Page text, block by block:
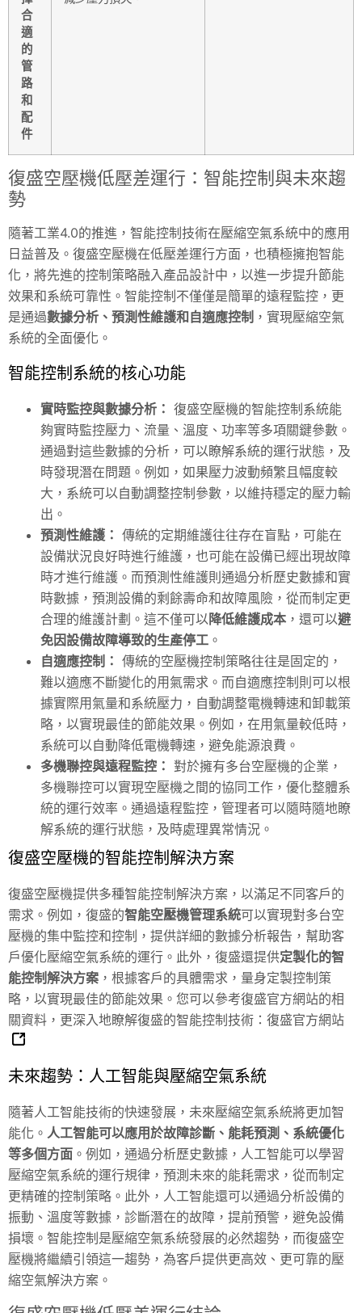
合
適
的
管
路
和
配
件
復盛空壓機低壓差運行：智能控制與未來趨
勢
隨著工業4.0的推進，智能控制技術在壓縮空氣系統中的應用
日益普及。復盛空壓機在低壓差運行方面，也積極擁抱智能
化，將先進的控制策略融入產品設計中，以進一步提升節能
效果和系統可靠性。智能控制不僅僅是簡單的遠程監控，更
是通過數據分析、預測性維護和自適應控制 ，實現壓縮空氣
系統的全面優化。
智能控制系統的核心功能
實時監控與數據分析： 復盛空壓機的智能控制系統能
夠實時監控壓力、流量、溫度、功率等多項關鍵參數。
通過對這些數據的分析，可以瞭解系統的運行狀態，及
時發現潛在問題。例如，如果壓力波動頻繁且幅度較
大，系統可以自動調整控制參數，以維持穩定的壓力輸
出。
預測性維護： 傳統的定期維護往往存在盲點，可能在
設備狀況良好時進行維護，也可能在設備已經出現故障
時才進行維護。而預測性維護則通過分析歷史數據和實
時數據，預測設備的剩餘壽命和故障風險，從而制定更
合理的維護計劃。這不僅可以降低維護成本 ，還可以避
免因設備故障導致的生產停工 。
自適應控制： 傳統的空壓機控制策略往往是固定的，
難以適應不斷變化的用氣需求。而自適應控制則可以根
據實際用氣量和系統壓力，自動調整電機轉速和卸載策
略，以實現最佳的節能效果。例如，在用氣量較低時，
系統可以自動降低電機轉速，避免能源浪費。
多機聯控與遠程監控： 對於擁有多台空壓機的企業，
多機聯控可以實現空壓機之間的協同工作，優化整體系
統的運行效率。通過遠程監控，管理者可以隨時隨地瞭
解系統的運行狀態，及時處理異常情況。
復盛空壓機的智能控制解決方案
復盛空壓機提供多種智能控制解決方案，以滿足不同客戶的
需求。例如，復盛的智能空壓機管理系統可以實現對多台空
壓機的集中監控和控制，提供詳細的數據分析報告，幫助客
戶優化壓縮空氣系統的運行。此外，復盛還提供定製化的智
能控制解決方案 ，根據客戶的具體需求，量身定製控制策
略，以實現最佳的節能效果。您可以參考復盛官方網站的相
關資料，更深入地瞭解復盛的智能控制技術： 復盛官方網站
未來趨勢：人工智能與壓縮空氣系統
隨著人工智能技術的快速發展，未來壓縮空氣系統將更加智
能化。 人工智能可以應用於故障診斷、能耗預測、系統優化
等多個方面 。例如，通過分析歷史數據，人工智能可以學習
壓縮空氣系統的運行規律，預測未來的能耗需求，從而制定
更精確的控制策略。此外，人工智能還可以通過分析設備的
振動、溫度等數據，診斷潛在的故障，提前預警，避免設備
損壞。智能控制是壓縮空氣系統發展的必然趨勢，而復盛空
壓機將繼續引領這一趨勢，為客戶提供更高效、更可靠的壓
縮空氣解決方案。